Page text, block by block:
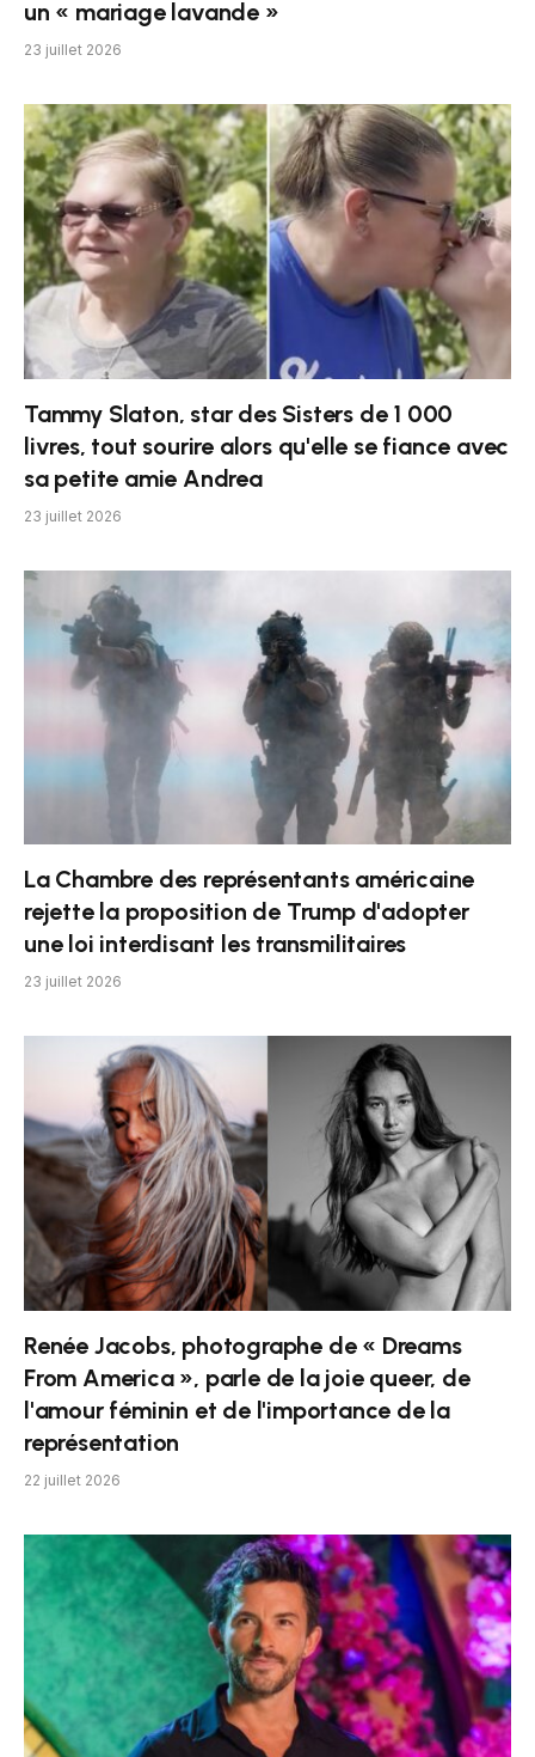
un « mariage lavande »
23 juillet 2026
Tammy Slaton, star des Sisters de 1 000
livres, tout sourire alors qu'elle se fiance avec
sa petite amie Andrea
23 juillet 2026
La Chambre des représentants américaine
rejette la proposition de Trump d'adopter
une loi interdisant les transmilitaires
23 juillet 2026
Renée Jacobs, photographe de « Dreams
From America », parle de la joie queer, de
l'amour féminin et de l'importance de la
représentation
22 juillet 2026